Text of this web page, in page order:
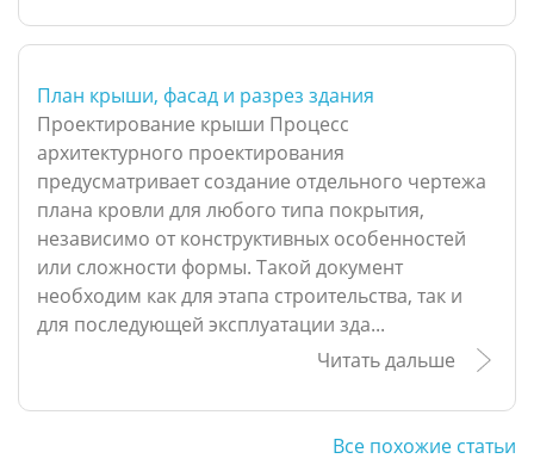
План крыши, фасад и разрез здания
Проектирование крыши Процесс
архитектурного проектирования
предусматривает создание отдельного чертежа
плана кровли для любого типа покрытия,
независимо от конструктивных особенностей
или сложности формы. Такой документ
необходим как для этапа строительства, так и
для последующей эксплуатации зда...
Читать дальше
Все похожие статьи